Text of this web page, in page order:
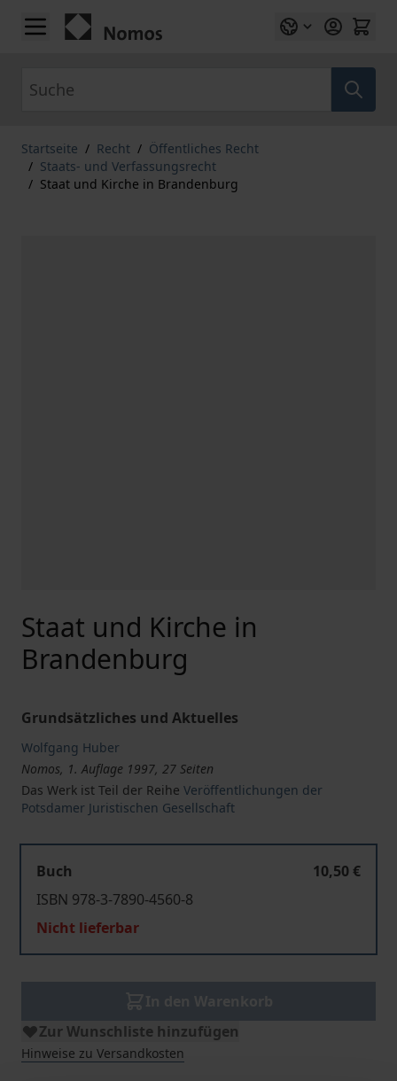
Zum Inhalt springen
Startseite / Recht / Öffentliches Recht
/ Staats- und Verfassungsrecht
/ Staat und Kirche in Brandenburg
Staat und Kirche in
Brandenburg
Grundsätzliches und Aktuelles
Wolfgang Huber
Nomos, 1. Auflage 1997, 27 Seiten
Das Werk ist Teil der Reihe Veröffentlichungen der
Potsdamer Juristischen Gesellschaft
Buch
10,50 €
ISBN 978-3-7890-4560-8
Nicht lieferbar
Zur Wunschliste hinzufügen
Hinweise zu Versandkosten